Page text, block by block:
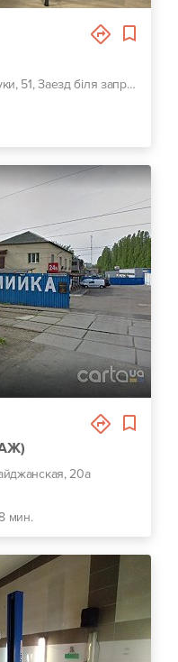
г. Киев, проспект Науки, 51, Заезд біля заправки WOG
20а
мин.